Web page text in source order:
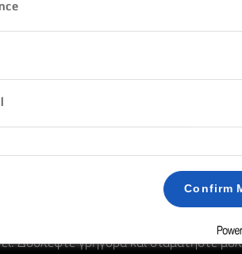
ΤΗΝ ΚΑΛΥΤΕΡΗ
με τα χέρια σας σε ένα μπολ και στη
πάγκο όταν αρχίσει να ομογενοποιείται.
ζύμη. Τυλίξτε και χειριστείτε τη ζύμη
καθώς αν τη δουλέψετε υπερβολικά ή
Δουλέψτε γρήγορα και σταματήστε
Confirm